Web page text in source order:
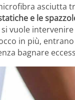
asciutta
e le
vuole
in più,
bagnare